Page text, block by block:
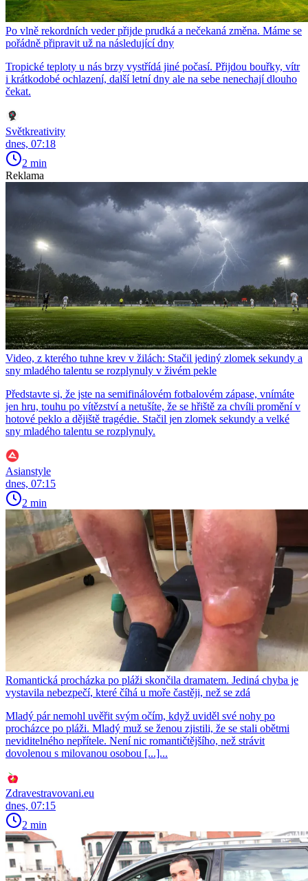
Po vlně rekordních veder přijde prudká a nečekaná změna. Máme se
pořádně připravit už na následující dny
Tropické teploty u nás brzy vystřídá jiné počasí. Přijdou bouřky, vítr
i krátkodobé ochlazení, další letní dny ale na sebe nenechají dlouho
čekat.
Světkreativity
dnes, 07:18
2 min
Reklama
Video, z kterého tuhne krev v žilách: Stačil jediný zlomek sekundy a
sny mladého talentu se rozplynuly v živém pekle
Představte si, že jste na semifinálovém fotbalovém zápase, vnímáte
jen hru, touhu po vítězství a netušíte, že se hřiště za chvíli promění v
hotové peklo a dějiště tragédie. Stačil jen zlomek sekundy a velké
sny mladého talentu se rozplynuly.
Asianstyle
dnes, 07:15
2 min
Romantická procházka po pláži skončila dramatem. Jediná chyba je
vystavila nebezpečí, které číhá u moře častěji, než se zdá
Mladý pár nemohl uvěřit svým očím, když uviděl své nohy po
procházce po pláži. Mladý muž se ženou zjistili, že se stali obětmi
neviditelného nepřítele. Není nic romantičtějšího, než strávit
dovolenou s milovanou osobou [...]...
Zdravestravovani.eu
dnes, 07:15
2 min